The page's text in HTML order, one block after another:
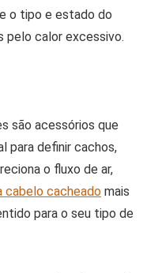
o tipo e estado do
pelo calor excessivo.
são acessórios que
para definir cachos,
o fluxo de ar,
cabelo cacheado mais
para o seu tipo de